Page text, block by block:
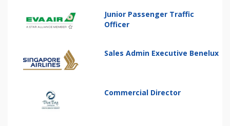
Junior Passenger Traffic
Officer
Sales Admin Executive Benelux
Commercial Director